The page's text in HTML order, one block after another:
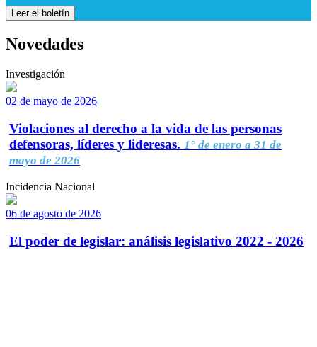
Leer el boletín
Novedades
Investigación
02 de mayo de 2026
Violaciones al derecho a la vida de las personas
defensoras, líderes y lideresas. 1° de enero a 31 de
mayo de 2026
Incidencia Nacional
06 de agosto de 2026
El poder de legislar: análisis legislativo 2022 - 2026